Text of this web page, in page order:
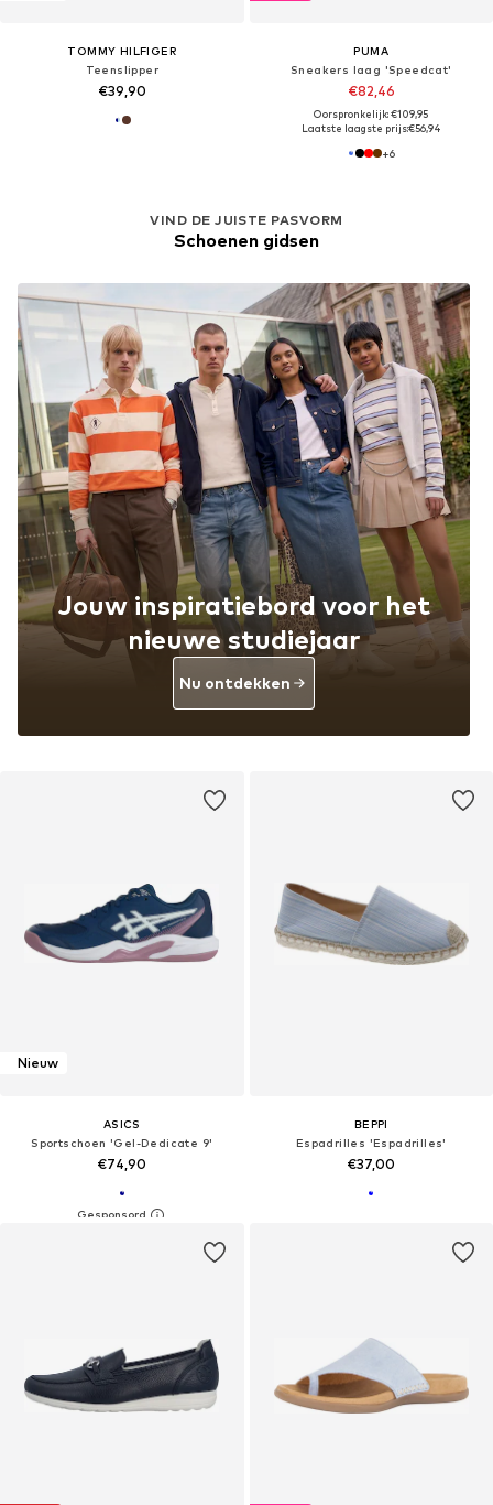
TOMMY HILFIGER
Teenslipper
€39,90
PUMA
Sneakers laag 'Speedcat'
€82,46
Oorspronkelijk: €109,95
Laatste laagste prijs:€56,94
+6
Nieuw
ASICS
Sportschoen 'Gel-Dedicate 9'
€74,90
BEPPI
Espadrilles 'Espadrilles'
€37,00
VIND DE JUISTE PASVORM
Schoenen gidsen
Jouw inspiratiebord voor het
nieuwe studiejaar
Nu ontdekken